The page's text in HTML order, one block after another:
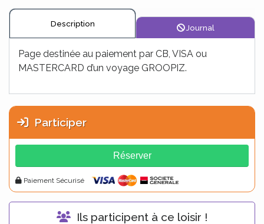
Description Journal
Page destinée au paiement par CB, VISA ou
MASTERCARD d’un voyage GROOPIZ.
Participer
Réserver
Paiement Sécurisé
Ils participent à ce loisir !